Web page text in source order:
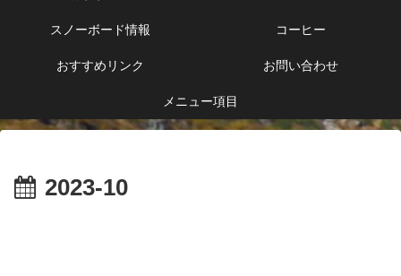
スノーボード情報 コーヒー
おすすめリンク お問い合わせ
メニュー項目
2023-10